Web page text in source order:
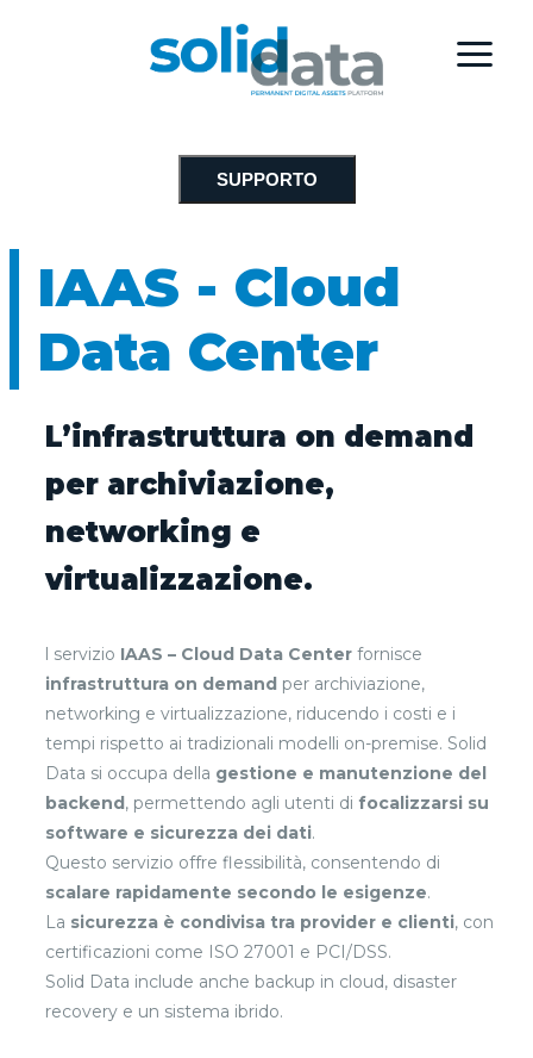
SUPPORTO
IAAS - Cloud
Data Center
L’infrastruttura on demand
per archiviazione,
networking e
virtualizzazione.
l servizio IAAS – Cloud Data Center fornisce
infrastruttura on demand per archiviazione,
networking e virtualizzazione, riducendo i costi e i
tempi rispetto ai tradizionali modelli on-premise. Solid
Data si occupa della gestione e manutenzione del
backend, permettendo agli utenti di focalizzarsi su
software e sicurezza dei dati.
Questo servizio offre flessibilità, consentendo di
scalare rapidamente secondo le esigenze.
La sicurezza è condivisa tra provider e clienti, con
certificazioni come ISO 27001 e PCI/DSS.
Solid Data include anche backup in cloud, disaster
recovery e un sistema ibrido.